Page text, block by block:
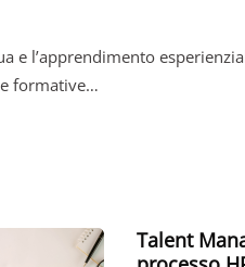
e l’apprendimento
formative…
Talent